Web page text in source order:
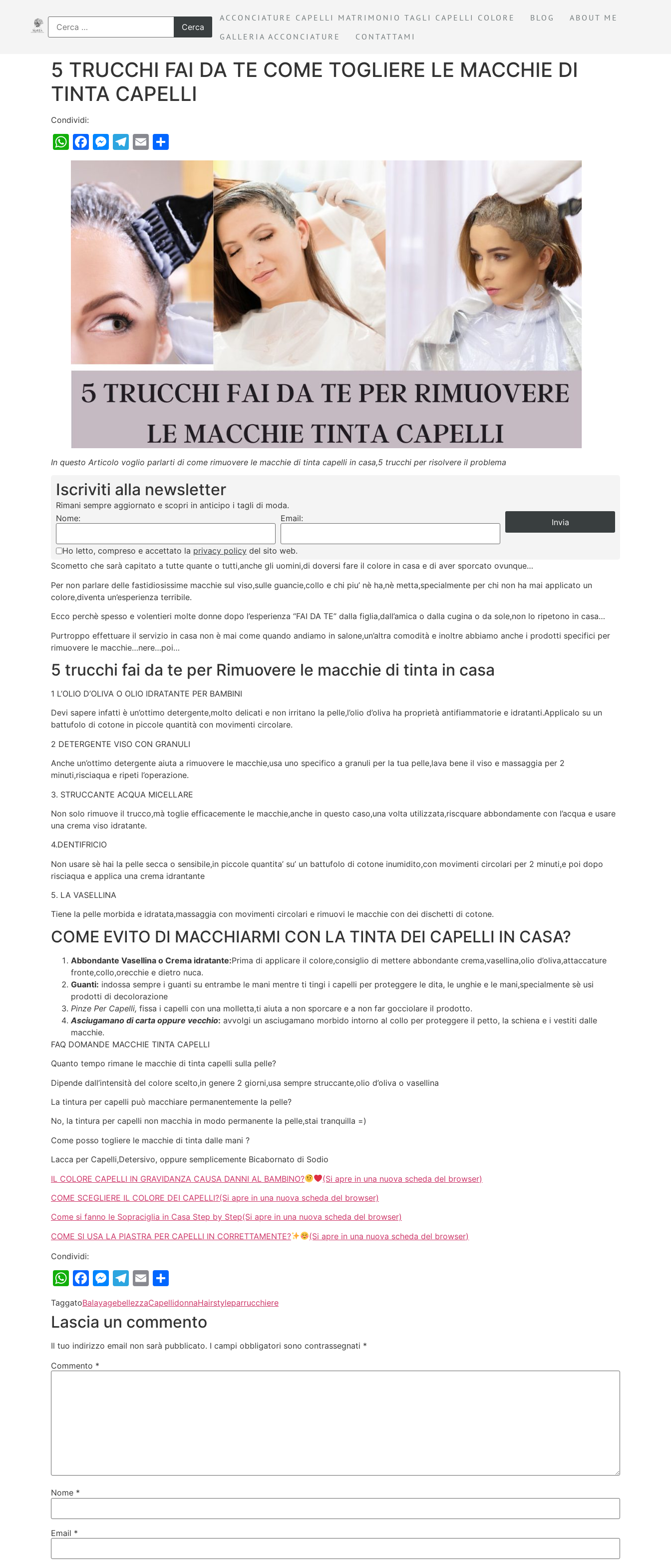
ACCONCIATURE CAPELLI MATRIMONIO TAGLI CAPELLI COLORE BLOG
ABOUT ME
GALLERIA ACCONCIATURE
CONTATTAMI
5 TRUCCHI FAI DA TE COME TOGLIERE LE MACCHIE DI
TINTA CAPELLI
Condividi:
WhatsApp
Facebook
Messenger
Telegram
Email
In questo Articolo voglio parlarti di come rimuovere le macchie di tinta capelli in casa,5 trucchi per risolvere il problema
Iscriviti alla newsletter
Rimani sempre aggiornato e scopri in anticipo i tagli di moda.
Nome:
Email:
Ho letto, compreso e accettato la privacy policy del sito web.
Scometto che sarà capitato a tutte quante o tutti,anche gli uomini,di doversi fare il colore in casa e di aver sporcato ovunque…
Per non parlare delle fastidiosissime macchie sul viso,sulle guancie,collo e chi piu’ nè ha,nè metta,specialmente per chi non ha mai applicato un
colore,diventa un’esperienza terribile.
Ecco perchè spesso e volentieri molte donne dopo l’esperienza “FAI DA TE” dalla figlia,dall’amica o dalla cugina o da sole,non lo ripetono in casa…
Purtroppo effettuare il servizio in casa non è mai come quando andiamo in salone,un’altra comodità e inoltre abbiamo anche i prodotti specifici per
rimuovere le macchie…nere…poi…
5 trucchi fai da te per Rimuovere le macchie di tinta in casa
1 L’OLIO D’OLIVA O OLIO IDRATANTE PER BAMBINI
Devi sapere infatti è un’ottimo detergente,molto delicati e non irritano la pelle,l’olio d’oliva ha proprietà antifiammatorie e idratanti.Applicalo su un
battufolo di cotone in piccole quantità con movimenti circolare.
2 DETERGENTE VISO CON GRANULI
Anche un’ottimo detergente aiuta a rimuovere le macchie,usa uno specifico a granuli per la tua pelle,lava bene il viso e massaggia per 2
minuti,risciaqua e ripeti l’operazione.
3. STRUCCANTE ACQUA MICELLARE
Non solo rimuove il trucco,mà toglie efficacemente le macchie,anche in questo caso,una volta utilizzata,riscquare abbondamente con l’acqua e usare
una crema viso idratante.
4.DENTIFRICIO
Non usare sè hai la pelle secca o sensibile,in piccole quantita’ su’ un battufolo di cotone inumidito,con movimenti circolari per 2 minuti,e poi dopo
risciaqua e applica una crema idrantante
5. LA VASELLINA
Tiene la pelle morbida e idratata,massaggia con movimenti circolari e rimuovi le macchie con dei dischetti di cotone.
COME EVITO DI MACCHIARMI CON LA TINTA DEI CAPELLI IN CASA?
Abbondante Vasellina o Crema idratante:Prima di applicare il colore,consiglio di mettere abbondante crema,vasellina,olio d’oliva,attaccature
fronte,collo,orecchie e dietro nuca.
Guanti: indossa sempre i guanti su entrambe le mani mentre ti tingi i capelli per proteggere le dita, le unghie e le mani,specialmente sè usi
prodotti di decolorazione
Pinze Per Capelli, fissa i capelli con una molletta,ti aiuta a non sporcare e a non far gocciolare il prodotto.
Asciugamano di carta oppure vecchio: avvolgi un asciugamano morbido intorno al collo per proteggere il petto, la schiena e i vestiti dalle
macchie.
FAQ DOMANDE MACCHIE TINTA CAPELLI
Quanto tempo rimane le macchie di tinta capelli sulla pelle?
Dipende dall’intensità del colore scelto,in genere 2 giorni,usa sempre struccante,olio d’oliva o vasellina
La tintura per capelli può macchiare permanentemente la pelle?
No, la tintura per capelli non macchia in modo permanente la pelle,stai tranquilla =)
Come posso togliere le macchie di tinta dalle mani ?
Lacca per Capelli,Detersivo, oppure semplicemente Bicabornato di Sodio
IL COLORE CAPELLI IN GRAVIDANZA CAUSA DANNI AL BAMBINO?
(Si apre in una nuova scheda del browser)
COME SCEGLIERE IL COLORE DEI CAPELLI?(Si apre in una nuova scheda del browser)
Come si fanno le Sopraciglia in Casa Step by Step(Si apre in una nuova scheda del browser)
COME SI USA LA PIASTRA PER CAPELLI IN CORRETTAMENTE?
(Si apre in una nuova scheda del browser)
Condividi:
WhatsApp
Facebook
Messenger
Telegram
Email
TaggatoBalayagebellezzaCapellidonnaHairstyleparrucchiere
Lascia un commento
Il tuo indirizzo email non sarà pubblicato. I campi obbligatori sono contrassegnati *
Commento *
Nome *
Email *